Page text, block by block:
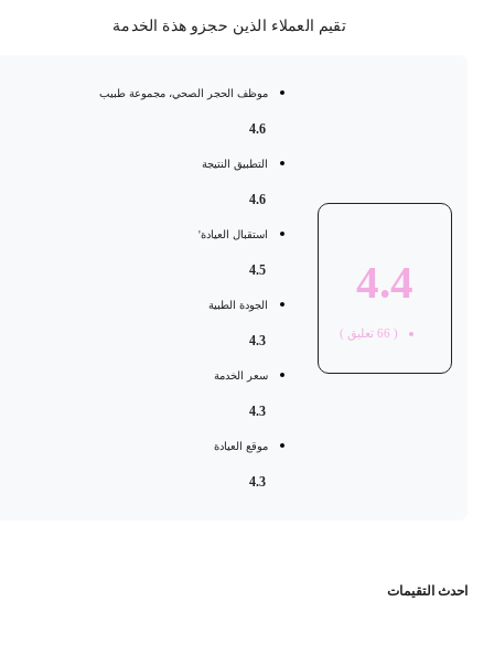
تقيم العملاء الذين حجزو هذة الخدمة
4.4
66 تعليق )
موظف الحجر الصحي، مجموعة طبيب
التطبيق النتيجة
استقبال العيادة'
الجودة الطبية
سعر الخدمة
موقع العيادة
التقيمات